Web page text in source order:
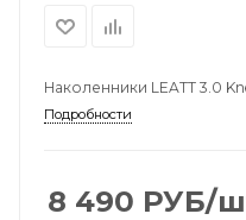
Наколенники LEATT 3.0
Подробности
8 490 РУБ/